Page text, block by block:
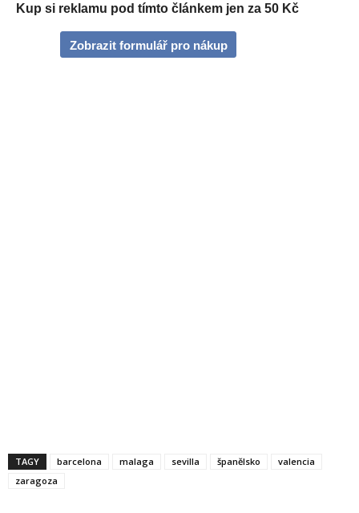
Kup si reklamu pod tímto článkem jen za 50 Kč
Zobrazit formulář pro nákup
TAGY barcelona malaga sevilla španělsko
valencia
zaragoza